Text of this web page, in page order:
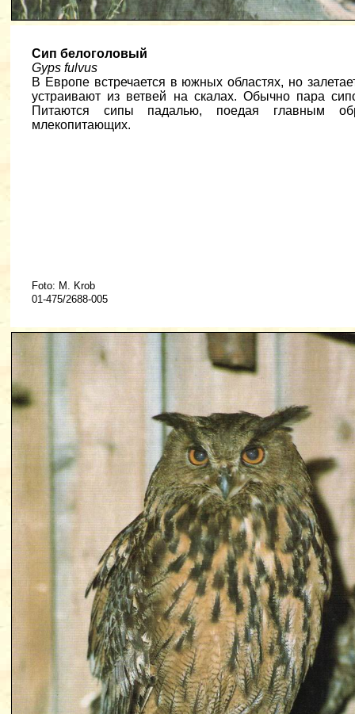
Сип белоголовый
Gyps fulvus
В Европе встречается в южных областях, но
устраивают из ветвей на скалах. Обычно пара
Питаются сипы падалью, поедая главным
млекопитающих.
Foto: M. Krob
01-475/2688-005